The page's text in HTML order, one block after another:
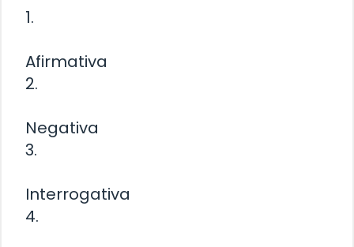
1.
Afirmativa
2.
Negativa
3.
Interrogativa
4.